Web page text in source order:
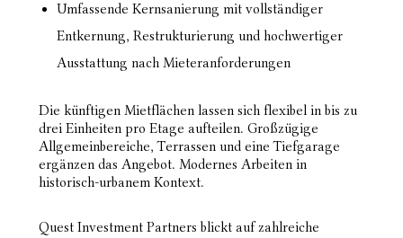
Umfassende Kernsanierung mit vollständiger
Entkernung, Restrukturierung und hochwertiger
Ausstattung nach Mieteranforderungen
Die künftigen Mietflächen lassen sich flexibel in bis zu
drei Einheiten pro Etage aufteilen. Großzügige
Allgemeinbereiche, Terrassen und eine Tiefgarage
ergänzen das Angebot. Modernes Arbeiten in
historisch-urbanem Kontext.
Quest Investment Partners blickt auf zahlreiche